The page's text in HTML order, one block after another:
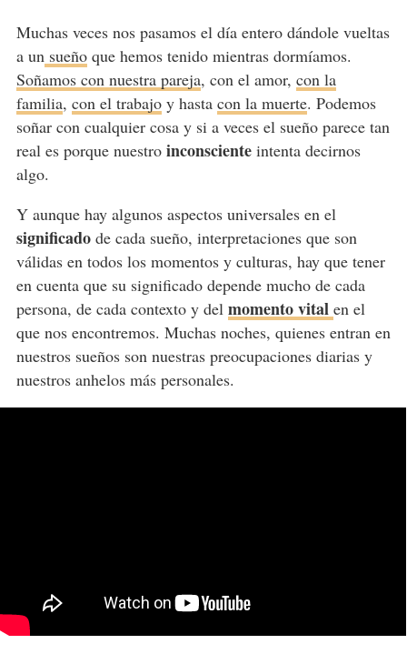
Muchas veces nos pasamos el día entero dándole vueltas
a unsueñoque hemos tenido mientras dormíamos.
Soñamos con nuestra pareja, con el amor, con la
familia, con el trabajoy hasta con la muerte. Podemos
soñar con cualquier cosa y si a veces el sueño parece tan
real es porque nuestro inconscienteintenta decirnos
algo.
Y aunque hay algunos aspectos universales en el
significadode cada sueño, interpretaciones que son
válidas en todos los momentos y culturas, hay que tener
en cuenta que su significado depende mucho de cada
persona, de cada contexto y del momento vital en el
que nos encontremos. Muchas noches, quienes entran en
nuestros sueños son nuestras preocupaciones diarias y
nuestros anhelos más personales.